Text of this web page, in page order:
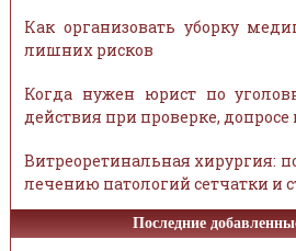
Как организовать уборку
лишних рисков
Когда нужен юрист по
действия при проверке,
Витреоретинальная хирургия:
лечению патологий сетчатки и
Последние